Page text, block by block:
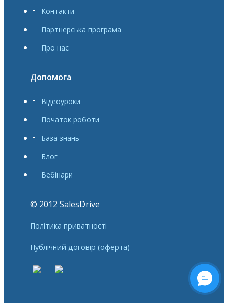
Контакти
Партнерська програма
Про нас
Допомога
Відеоуроки
Початок роботи
База знань
Блог
Вебінари
© 2012 SalesDrive
Політика приватності
Публічний договір (оферта)